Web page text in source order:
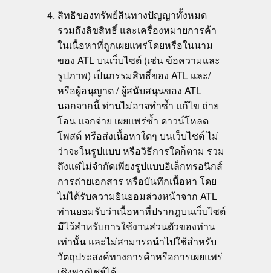
สิทธิของทรัพย์สินทางปัญญาทั้งหมด
รวมถึงลิขสิทธิ์ และเครื่องหมายการค้า
ในเนื้อหาที่ถูกเผยแพร่โดยหรือในนาม
ของ ATL บนเว็บไซต์ (เช่น ข้อความและ
รูปภาพ) เป็นกรรมสิทธิ์ของ ATL และ/
หรือผู้อนุญาต / ผู้สนับสนุนของ ATL
นอกจากนี้ ท่านไม่อาจทำซ้ำ แก้ไข ถ่าย
โอน แจกจ่าย เผยแพร่ซ้ำ ดาวน์โหลด
โพสต์ หรือส่งเนื้อหาใดๆ บนเว็บไซต์ ไม่
ว่าจะในรูปแบบ หรือวิธีการใดก็ตาม รวม
ถึงแต่ไม่จำกัดเพียงรูปแบบอิเล็กทรอนิกส์
การถ่ายเอกสาร หรือบันทึกเนื้อหา โดย
ไม่ได้รับความยินยอมล่วงหน้าจาก ATL
ท่านยอมรับว่าเนื้อหาที่ปรากฎบนเว็บไซต์
มีไว้สำหรับการใช้งานส่วนตัวของท่าน
เท่านั้น และไม่สามารถนำไปใช้สำหรับ
วัตถุประสงค์ทางการค้าหรือการเผยแพร่